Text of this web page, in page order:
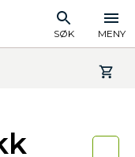
SØK MENY